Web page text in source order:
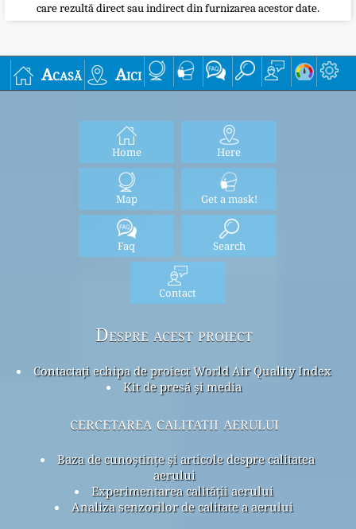
care rezultă direct sau indirect din furnizarea acestor date.
Acasă Aici
Home Here
Map Get a mask!
Faq Search
Contact
Despre acest proiect
Contactați echipa de proiect World Air Quality Index
Kit de presă și media
cercetarea calitatii aerului
Baza de cunoștințe și articole despre calitatea
aerului
Experimentarea calității aerului
Analiza senzorilor de calitate a aerului